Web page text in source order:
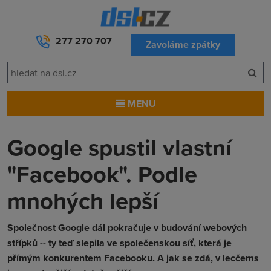
277 270 707 Zavoláme zpátky
MENU
Google spustil vlastní
"Facebook". Podle
mnohých lepší
Společnost Google dál pokračuje v budování webových
střípků -- ty teď slepila ve společenskou síť, která je
přímým konkurentem Facebooku. A jak se zdá, v lecčems